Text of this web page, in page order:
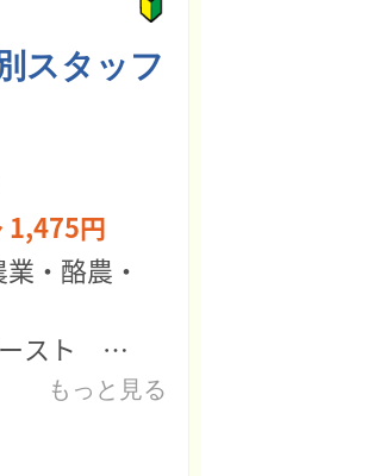
スタッフ
1,475円
・酪農・
スト 北見店
もっと見る